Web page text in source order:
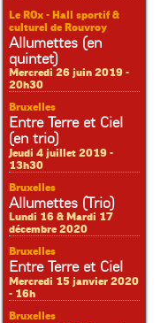
Le ROx - Hall sportif &
culturel de Rouvroy
Allumettes (en
quintet)
Mercredi 26 juin 2019 -
20h30
Bruxelles
Entre Terre et Ciel
(en trio)
Jeudi 4 juillet 2019 -
13h30
Bruxelles
Allumettes (Trio)
Lundi 16 & Mardi 17
décembre 2020
Bruxelles
Entre Terre et Ciel
Mercredi 15 janvier 2020
- 16h
Bruxelles